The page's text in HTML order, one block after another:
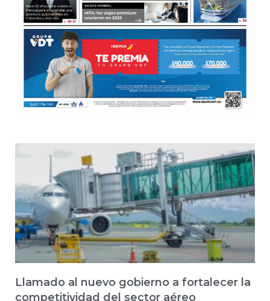
Llamado al nuevo gobierno a fortalecer la
competitividad del sector aéreo